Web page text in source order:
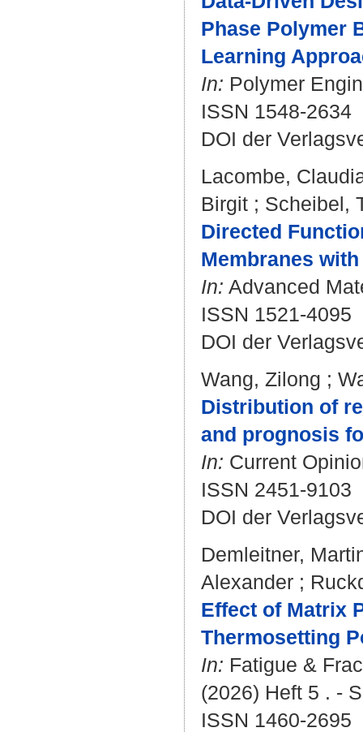
Phase Polymer
Learning
In: Polymer
ISSN 1548-2634
DOI der
Lacombe,
Birgit ; Scheibel,
Directed
Membranes
In: Advanced
ISSN 1521-4095
DOI der
Wang, Zilong ;
Distribution of
and prognosis
In: Current
ISSN 2451-9103
DOI der
Demleitner,
Alexander ;
Effect of Matrix
Thermosetting
In: Fatigue &
(2026) Heft 5 . -
ISSN 1460-2695